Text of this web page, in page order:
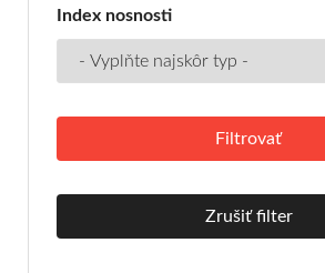
Index nosnosti
Zrušiť filter